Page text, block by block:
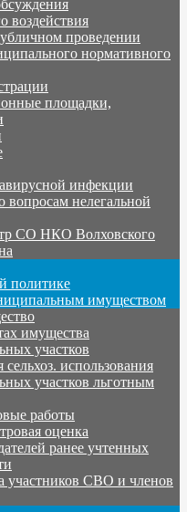
воздействия
проведении
нормативного
площадки,
инфекции
нелегальной
СО НКО Волховского
политике
имуществом
имущества
участков
использования
участков льготным
работы
оценка
ранее учтенных
участников СВО и членов